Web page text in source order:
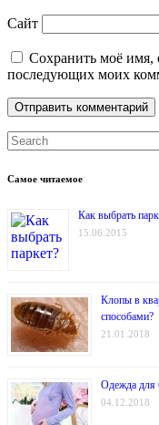
Сайт
Сохранить моё имя,
последующих моих
Самое читаемое
Как выбрать
15.06.2015
Клопы в
способами?
21.01.2018
Одежда для
04.12.2018